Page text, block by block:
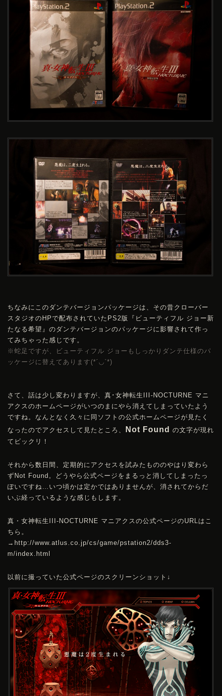
ちなみにこのダンテバージョンパッケージは、その昔クローバー
スタジオのHPで配布されていたPS2版『ビューティフル ジョー新
たなる希望』のダンテバージョンのパッケージに影響されて作っ
てみちゃった感じです。
※蛇足ですが、ビューティフル ジョーもしっかりダンテ仕様のパ
ッケージに替えてあります(*´◡`*)
さて、話は少し変わりますが、真･女神転生III-NOCTURNE マニ
アクスのホームページがいつのまにやら消えてしまっていたよう
ですね。なんとなく久々に同ソフトの公式ホームページが見たく
なったのでアクセスして見たところ、 Not Found の文字が現れ
てビックリ！
それから数日間、定期的にアクセスを試みたもののやはり変わら
ずNot Found。どうやら公式ページをまるっと消してしまったっ
ぽいですね…いつ頃かは定かではありませんが、消されてからだ
いぶ経っているような感じもします。
真・女神転生III-NOCTURNE マニアクスの公式ページのURLはこ
ちら。
→ http://www.atlus.co.jp/cs/game/pstation2/dds3-
m/index.html
以前に撮っていた公式ページのスクリーンショット↓